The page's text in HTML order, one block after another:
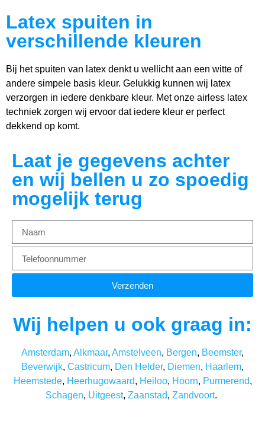
Latex spuiten in
verschillende kleuren
Bij het spuiten van latex denkt u wellicht aan een witte of
andere simpele basis kleur. Gelukkig kunnen wij latex
verzorgen in iedere denkbare kleur. Met onze airless latex
techniek zorgen wij ervoor dat iedere kleur er perfect
dekkend op komt.
Laat je gegevens achter
en wij bellen u zo spoedig
mogelijk terug
Verzenden
Wij helpen u ook graag in:
Amsterdam, Alkmaar, Amstelveen, Bergen, Beemster,
Beverwijk, Castricum, Den Helder, Diemen, Haarlem,
Heemstede, Heerhugowaard, Heiloo, Hoorn, Purmerend,
Schagen, Uitgeest, Zaanstad, Zandvoort.